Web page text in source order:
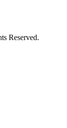
Reserved.